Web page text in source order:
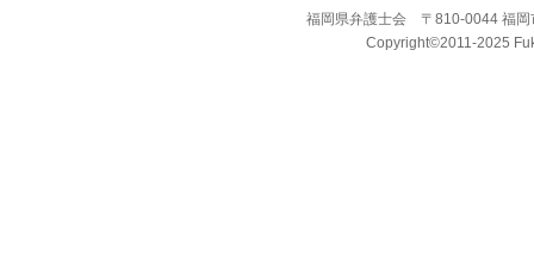
福岡県弁護士会 〒810-0044 福
Copyright©2011-2025